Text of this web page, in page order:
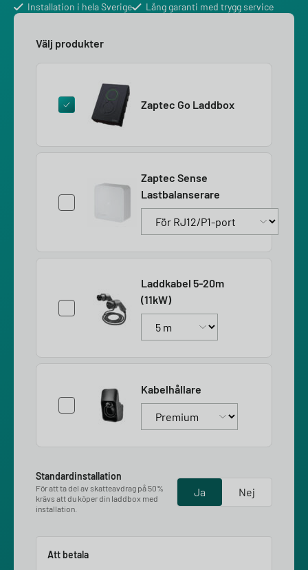
Installation i hela Sverige Lång garanti med trygg service
Välj produkter
Zaptec Go Laddbox
Zaptec Sense
Lastbalanserare
Laddkabel 5-20m
(11kW)
Kabelhållare
Standardinstallation
För att ta del av skatteavdrag på 50%
krävs att du köper din laddbox med
installation.
Ja Nej
Att betala